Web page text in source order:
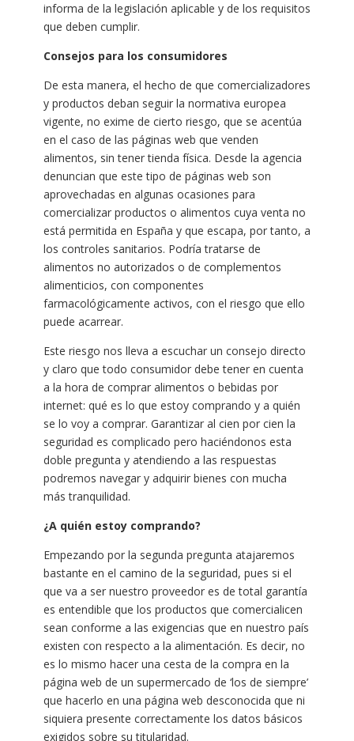
informa de la legislación aplicable y de los requisitos
que deben cumplir.
Consejos para los consumidores
De esta manera, el hecho de que comercializadores
y productos deban seguir la normativa europea
vigente, no exime de cierto riesgo, que se acentúa
en el caso de las páginas web que venden
alimentos, sin tener tienda física. Desde la agencia
denuncian que este tipo de páginas web son
aprovechadas en algunas ocasiones para
comercializar productos o alimentos cuya venta no
está permitida en España y que escapa, por tanto, a
los controles sanitarios. Podría tratarse de
alimentos no autorizados o de complementos
alimenticios, con componentes
farmacológicamente activos, con el riesgo que ello
puede acarrear.
Este riesgo nos lleva a escuchar un consejo directo
y claro que todo consumidor debe tener en cuenta
a la hora de comprar alimentos o bebidas por
internet: qué es lo que estoy comprando y a quién
se lo voy a comprar. Garantizar al cien por cien la
seguridad es complicado pero haciéndonos esta
doble pregunta y atendiendo a las respuestas
podremos navegar y adquirir bienes con mucha
más tranquilidad.
¿A quién estoy comprando?
Empezando por la segunda pregunta atajaremos
bastante en el camino de la seguridad, pues si el
que va a ser nuestro proveedor es de total garantía
es entendible que los productos que comercialicen
sean conforme a las exigencias que en nuestro país
existen con respecto a la alimentación. Es decir, no
es lo mismo hacer una cesta de la compra en la
página web de un supermercado de ‘los de siempre’
que hacerlo en una página web desconocida que ni
siquiera presente correctamente los datos básicos
exigidos sobre su titularidad.